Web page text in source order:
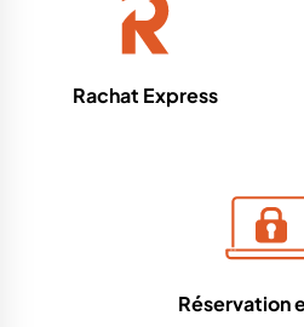
Rachat Express
Réservation